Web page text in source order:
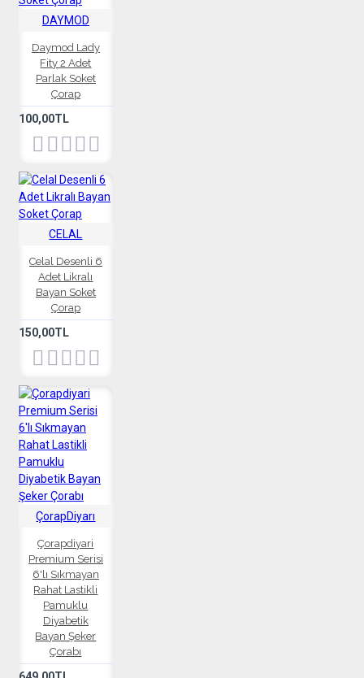
DAYMOD
Daymod Lady
Fity 2 Adet
Parlak Soket
Çorap
100,00TL
CELAL
Celal Desenli 6
Adet Likralı
Bayan Soket
Çorap
150,00TL
ÇorapDiyarı
Çorapdiyari
Premium Serisi
6'lı Sıkmayan
Rahat Lastikli
Pamuklu
Diyabetik
Bayan Şeker
Çorabı